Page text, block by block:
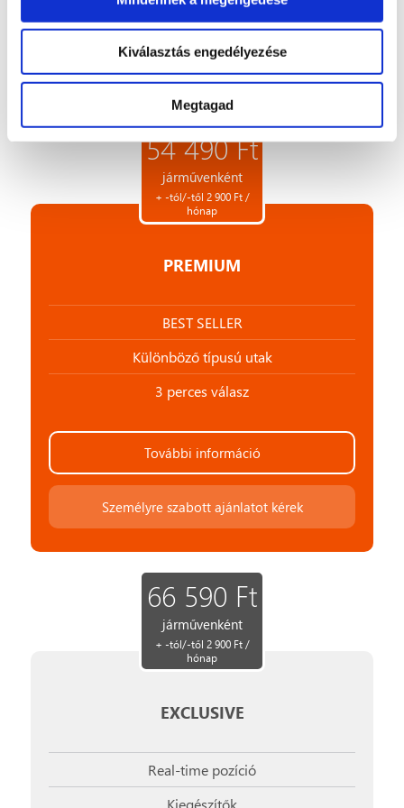
Kiválasztás engedélyezése
Megtagad
További információ
Személyre szabott ajánlatot kérek
54 490 Ft
járművenként
+ -tól/-től 2 900 Ft /
hónap
PREMIUM
BEST SELLER
Különböző típusú utak
3 perces válasz
További információ
Személyre szabott ajánlatot kérek
66 590 Ft
járművenként
+ -tól/-től 2 900 Ft /
hónap
EXCLUSIVE
Real-time pozíció
Kiegészítők